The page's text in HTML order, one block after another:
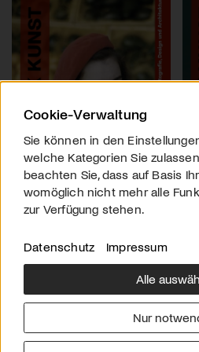
Über uns
Downloads
Werben
Cookie-Verwaltung
Sie können in den
welche Kategorien Sie
beachten Sie, dass auf Basis
womöglich nicht mehr alle
zur Verfügung stehen.
Datenschutz Impressum
Alle
Nur